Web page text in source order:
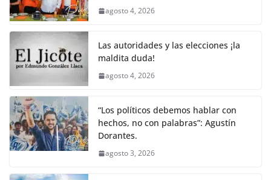
agosto 4, 2026
Las autoridades y las elecciones ¡la
maldita duda!
agosto 4, 2026
“Los políticos debemos hablar con
hechos, no con palabras”: Agustín
Dorantes.
agosto 3, 2026